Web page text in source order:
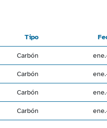
Tipo
Carbón
Carbón
Carbón
Carbón